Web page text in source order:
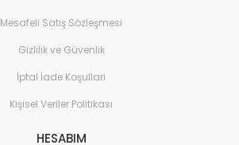
Mesafeli Satış Sözleşmesi
Gizlilik ve Güvenlik
İptal İade Koşullari
Kişisel Veriler Politikası
HESABIM